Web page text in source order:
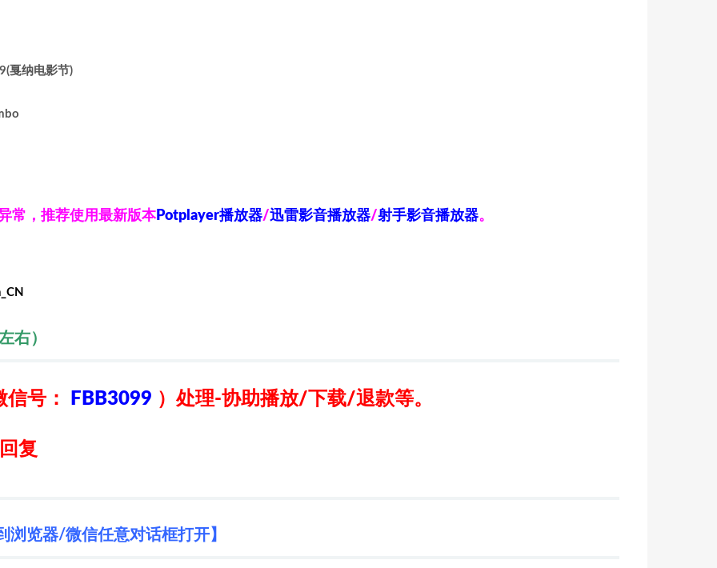
戛纳电影节)
常，推荐使用最新版本Potplayer播放器/迅雷影音播放器/射手影音播放器。
右）
信号： FBB3099 ） 处理-协助播放/下载/退款等。
复
览器/微信任意对话框打开】